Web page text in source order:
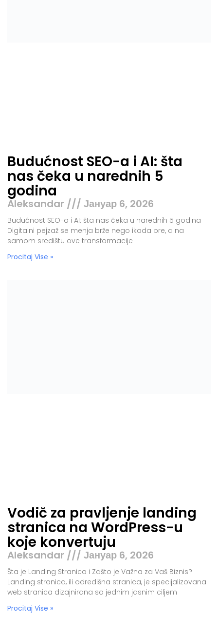
Budućnost SEO-a i AI: šta
nas čeka u narednih 5
godina
Aleksandar Јануар 6, 2026
Budućnost SEO-a i AI: šta nas čeka u narednih 5 godina
Digitalni pejzaž se menja brže nego ikada pre, a na
samom središtu ove transformacije
Procitaj Vise »
Vodič za pravljenje landing
stranica na WordPress-u
koje konvertuju
Aleksandar Јануар 6, 2026
Šta je Landing Stranica i Zašto je Važna za Vaš Biznis?
Landing stranica, ili odredišna stranica, je specijalizovana
web stranica dizajnirana sa jednim jasnim ciljem
Procitaj Vise »